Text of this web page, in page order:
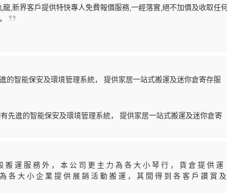
,新界客戶提供特快專人免費報價服務,一經落實,絕不加價及收取任何
的智能保安及環境管理系統， 提供家居一站式搬運及迷你倉寄存服
先進的智能保安及環境管理系統， 提供家居一站式搬運及迷你倉寄
運 服 務 外 ， 本 公 司 更 主 力 為 各 大 小 琴 行 ， 貨 倉 提 供 運
各 大 小 企 業 提 供 展 銷 活 動 搬 運 ， 其 間 得 到 各 客 戶 讚 賞 及